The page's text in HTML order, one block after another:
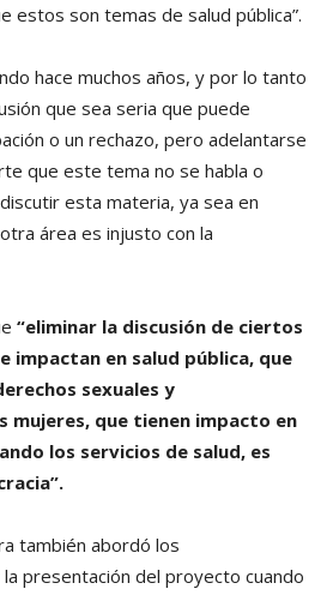
estos son temas de salud pública”.
hace muchos años, y por lo tanto
que sea seria que puede
o un rechazo, pero adelantarse
que este tema no se habla o
esta materia, ya sea en
área es injusto con la
“eliminar la discusión de ciertos
impactan en salud pública, que
sexuales y
mujeres, que tienen impacto en
los servicios de salud, es
también abordó los
presentación del proyecto cuando